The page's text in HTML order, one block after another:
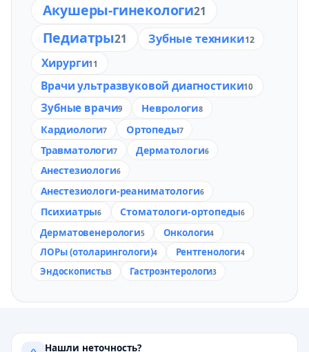
Акушеры-гинекологи21
Педиатры21 Зубные техники12
Хирурги11
Врачи ультразвуковой диагностики10
Зубные врачи9 Неврологи8
Кардиологи7 Ортопеды7
Травматологи7 Дерматологи6
Анестезиологи6
Анестезиологи-реаниматологи6
Психиатры6 Стоматологи-ортопеды6
Дерматовенерологи5 Онкологи4
ЛОРы (отоларингологи)4 Рентгенологи4
Эндоскописты3 Гастроэнтерологи3
Нашли неточность?